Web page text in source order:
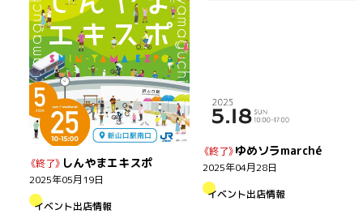
しんやまエキスポ
2025年05月19日
イベント出店情報
ゆめソラmarché
2025年04月28日
イベント出店情報